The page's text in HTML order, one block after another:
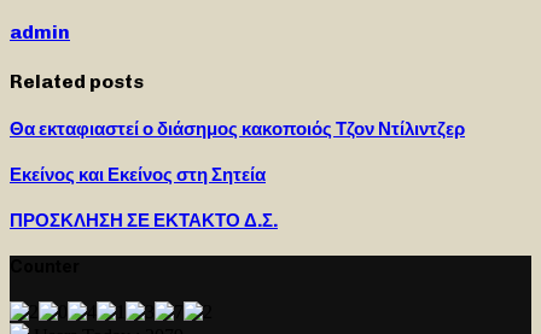
admin
Related posts
Θα εκταφιαστεί ο διάσημος κακοποιός Τζον Ντίλιντζερ
Εκείνος και Εκείνος στη Σητεία
ΠΡΟΣΚΛΗΣΗ ΣΕ ΕΚΤΑΚΤΟ Δ.Σ.